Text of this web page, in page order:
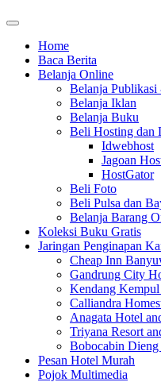
Home
Baca Berita
Belanja Online
Belanja
Belanja Iklan
Belanja Buku
Beli Hosting dan
Idwebhost
Jagoan
HostGator
Beli Foto
Beli Pulsa dan
Belanja Barang
Koleksi Buku Gratis
Jaringan Penginapan
Cheap Inn
Gandrung City
Kendang
Calliandra
Anagata Hotel
Triyana Resort
Bobocabin Dieng
Pesan Hotel Murah
Pojok Multimedia